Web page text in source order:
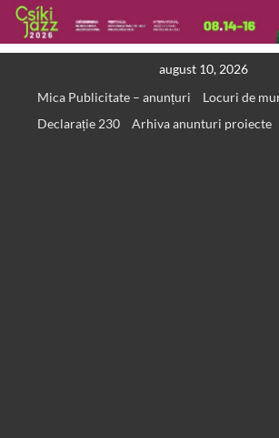
august 10, 2026
Mica Publicitate – anunțuri
Locuri de
Declarație 230
Arhiva anunturi proiecte